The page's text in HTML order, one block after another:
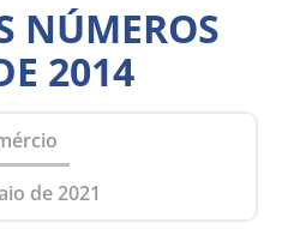
NÚMEROS
2014
de 2021